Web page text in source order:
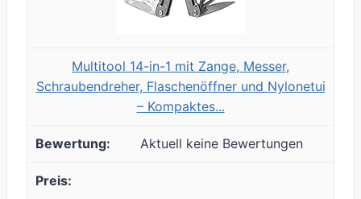
Multitool 14-in-1 mit Zange, Messer,
Schraubendreher, Flaschenöffner und Nylonetui
– Kompaktes...
Aktuell keine Bewertungen